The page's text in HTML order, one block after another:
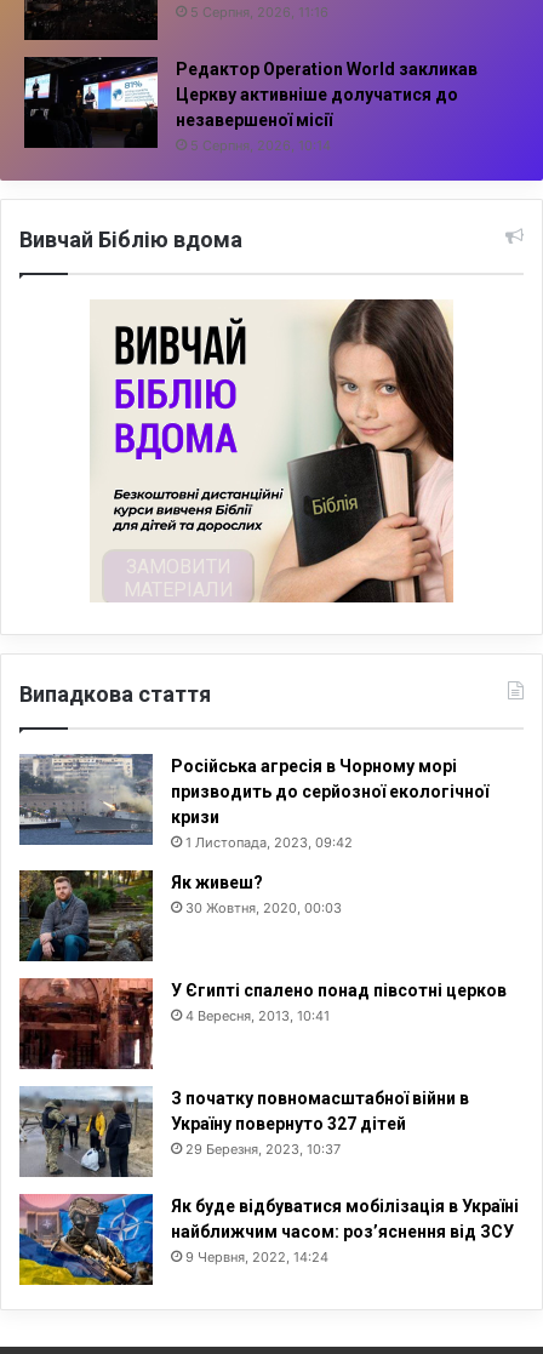
5 Серпня, 2026, 11:16
Редактор Operation World закликав
Церкву активніше долучатися до
незавершеної місії
5 Серпня, 2026, 10:14
Вивчай Біблію вдома
Випадкова стаття
Російська агресія в Чорному морі
призводить до серйозної екологічної
кризи
1 Листопада, 2023, 09:42
Як живеш?
30 Жовтня, 2020, 00:03
У Єгипті спалено понад півсотні церков
4 Вересня, 2013, 10:41
З початку повномасштабної війни в
Україну повернуто 327 дітей
29 Березня, 2023, 10:37
Як буде відбуватися мобілізація в Україні
найближчим часом: роз’яснення від ЗСУ
9 Червня, 2022, 14:24